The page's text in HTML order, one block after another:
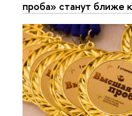
проба» станут ближе